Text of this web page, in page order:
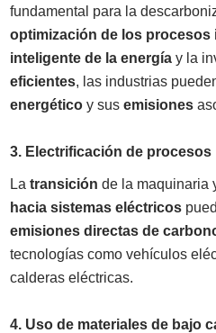
fundamental para la
optimización de los procesos
inteligente de la energía y la
eficientes, las industrias
energéticoy susemisiones
3. Electrificación de procesos
La transición de la maquinaria
hacia sistemas eléctricos
emisiones directas de
tecnologías como vehículos
calderas eléctricas.
4. Uso de materiales de bajo